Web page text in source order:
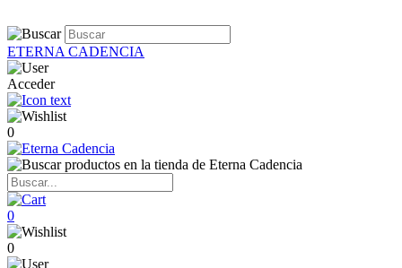
ETERNA CADENCIA
Acceder
0
0
0